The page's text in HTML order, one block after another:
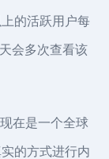
的活跃用户每
会多次查看该
在是一个全球
的方式进行内